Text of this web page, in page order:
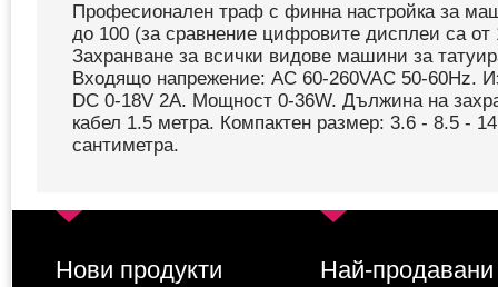
Професионален траф с финна настройка за
до 100 (за сравнение цифровите дисплеи са от
Захранване за всички видове машини за
Входящо напрежение: AC 60-260VAC 50-60Hz.
DC 0-18V 2А. Мощност 0-36W. Дължина на
кабел 1.5 метра. Компактен размер: 3.6 - 8.5 -
сантиметра.
Нови продукти Най-продавани